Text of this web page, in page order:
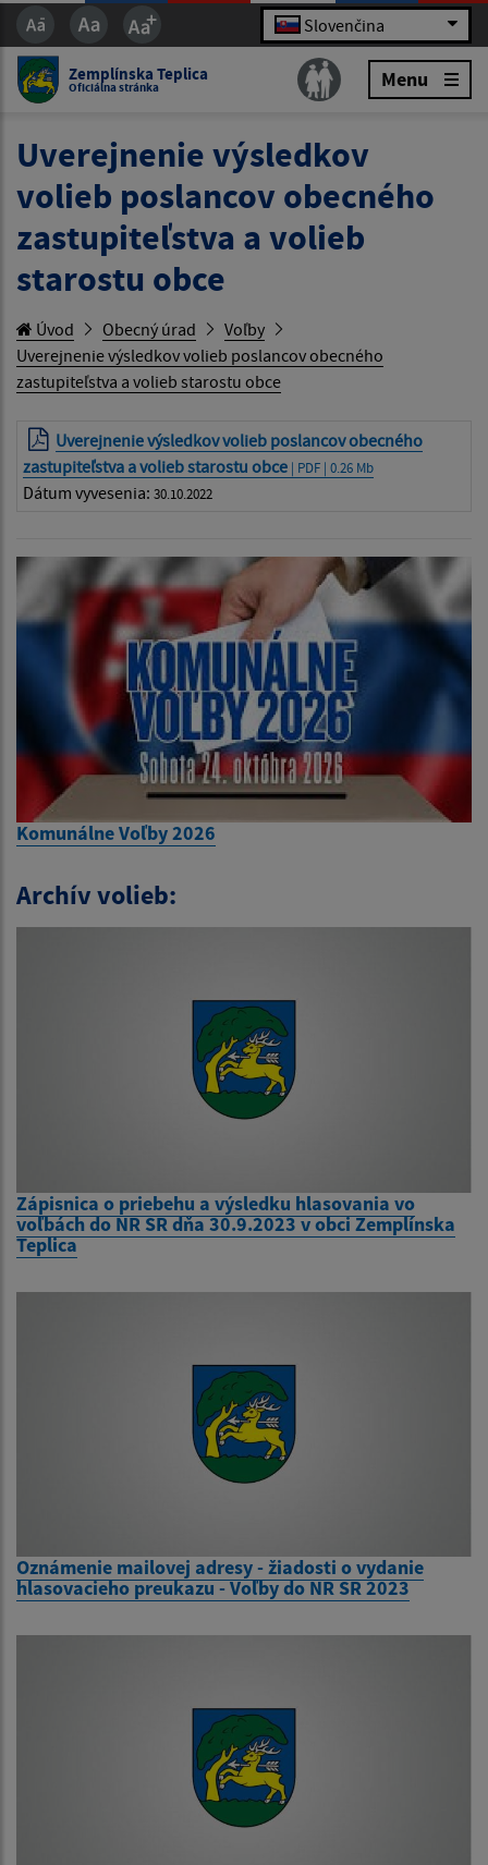
Slovenčina
Zemplínska Teplica
Oficiálna stránka Menu
Uverejnenie výsledkov
volieb poslancov obecného
zastupiteľstva a volieb
starostu obce
Úvod Obecný úrad
Voľby
Uverejnenie výsledkov volieb poslancov obecného
zastupiteľstva a volieb starostu obce
Uverejnenie výsledkov volieb poslancov obecného
zastupiteľstva a volieb starostu obce | PDF | 0.26 Mb
Dátum vyvesenia: 30.10.2022
Komunálne Voľby 2026
Archív volieb:
Zápisnica o priebehu a výsledku hlasovania vo
voľbách do NR SR dňa 30.9.2023 v obci Zemplínska
Teplica
Oznámenie mailovej adresy - žiadosti o vydanie
hlasovacieho preukazu - Voľby do NR SR 2023